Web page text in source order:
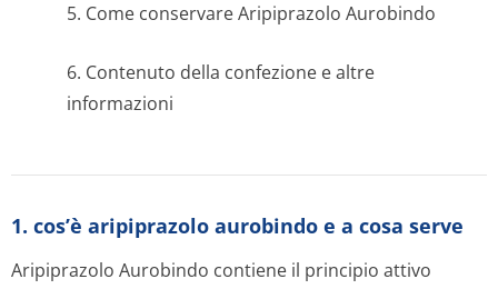
5. Come conservare Aripiprazolo Aurobindo
6. Contenuto della confezione e altre
informazioni
1. cos’è aripiprazolo aurobindo e a cosa serve
Aripiprazolo Aurobindo contiene il principio attivo